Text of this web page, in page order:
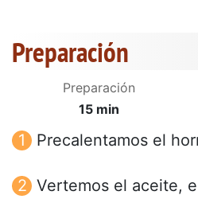
Preparación
Preparación
15 min
Precalentamos el
Vertemos el aceite,